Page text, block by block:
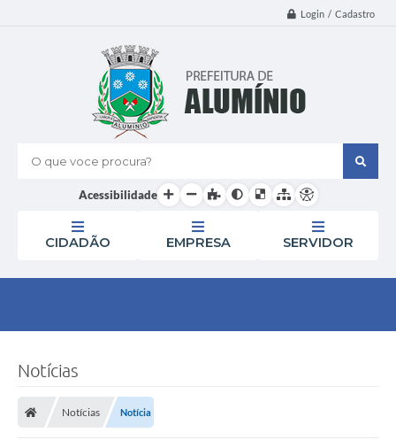
Login / Cadastro
O que voce procura?
Acessibilidade
CIDADÃO EMPRESA SERVIDOR
Notícias
Notícias Notícia